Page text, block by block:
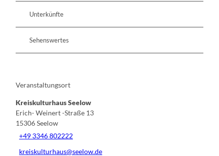
Unterkünfte
Sehenswertes
Veranstaltungsort
Kreiskulturhaus Seelow
Erich- Weinert -Straße 13
15306Seelow
+49 3346 802222
kreiskulturhaus@seelow.de